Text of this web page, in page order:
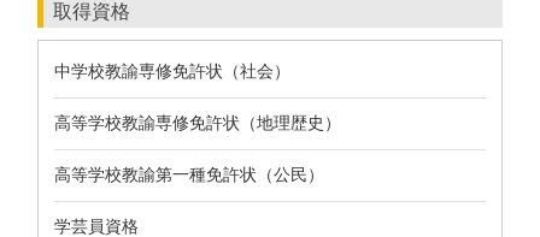
取得資格
中学校教諭専修免許状（社会）
高等学校教諭専修免許状（地理歴史）
高等学校教諭第一種免許状（公民）
学芸員資格